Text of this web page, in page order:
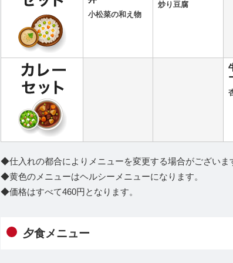
小松菜の和え物
炒り豆腐
◆仕入れの都合によりメニューを変更する場合がございま
◆黄色のメニューはヘルシーメニューになります。
◆価格はすべて460円となります。
夕食メニュー